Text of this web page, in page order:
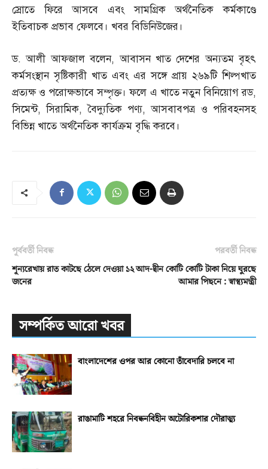
স্রোতে ফিরে আসবে এবং সামগ্রিক অর্থনৈতিক কর্মকাণ্ডে
ইতিবাচক প্রভাব ফেলবে। খবর বিডিনিউজের।
ড.আলী আফজাল বলেন,আবাসন খাত দেশের অন্যতম বৃহৎ
কর্মসংস্থান সৃষ্টিকারী খাত এবং এর সঙ্গে প্রায় ২৬৯টি শিল্পখাত
প্রত্যক্ষ ও পরোক্ষভাবে সম্পৃক্ত। ফলে এ খাতে নতুন বিনিয়োগ রড,
সিমেন্ট,সিরামিক,বৈদ্যুতিক পণ্য,আসবাবপত্র ও পরিবহনসহ
বিভিন্ন খাতে অর্থনৈতিক কার্যক্রম বৃদ্ধি করবে।
পূর্ববর্তী নিবন্ধ
শূন্যরেখায় রাত কাটছে ঠেলে দেওয়া ১২
জনের
পরবর্তী নিবন্ধ
আদ-দ্বীন কোটি কোটি টাকা নিয়ে ঘুরছে
আমার পিছনে : স্বাস্থ্যমন্ত্রী
সম্পর্কিত আরো খবর
বাংলাদেশের ওপর আর কোনো তাঁবেদারি চলবে না
রাঙামাটি শহরে নিবন্ধনবিহীন অটোরিকশার দৌরাত্ম্য